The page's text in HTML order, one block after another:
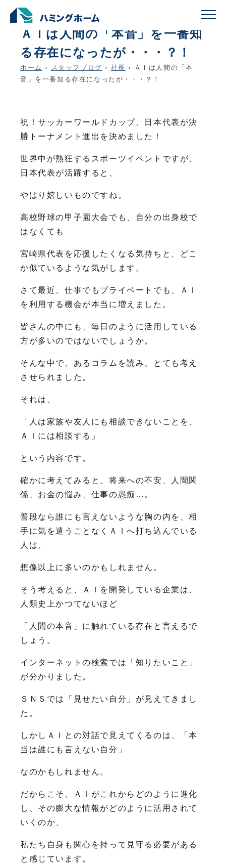
schedule
ＡＩは人間の「本音」を一番知
る存在になったが・・・？！
ホーム › スタッフブログ › 社長 ›
ＡＩは人間の「本
音」を一番知る存在になったが・・・？！
祝！サッカーワールドカップ、日本代表が決
勝トーナメント進出を決めました！
世界中が熱狂するスポーツイベントですが、
日本代表が活躍すると、
やはり嬉しいものですね。
高校野球の甲子園大会でも、自分の出身校で
はなくても
宮崎県代表を応援したくなる気持ちと、どこ
か似ているような気がします。
さて最近、仕事でもプライベートでも、ＡＩ
を利用する機会が本当に増えました。
皆さんの中にも、毎日のように活用している
方が多いのではないでしょうか。
そんな中で、あるコラムを読み、とても考え
させられました。
それは、
「人は家族や友人にも相談できないことを、
ＡＩには相談する」
という内容です。
確かに考えてみると、将来への不安、人間関
係、お金の悩み、仕事の愚痴…。
普段なら誰にも言えないような胸の内を、相
手に気を遣うことなくＡＩへ打ち込んでいる
人は、
想像以上に多いのかもしれません。
そう考えると、ＡＩを開発している企業は、
人類史上かつてないほど
「人間の本音」に触れている存在と言えるで
しょう。
インターネットの検索では「知りたいこと」
が分かりました。
ＳＮＳでは「見せたい自分」が見えてきまし
た。
しかしＡＩとの対話で見えてくるのは、「本
当は誰にも言えない自分」
なのかもしれません。
だからこそ、ＡＩがこれからどのように進化
し、その膨大な情報がどのように活用されて
いくのか、
私たち自身も関心を持って見守る必要がある
と感じています。